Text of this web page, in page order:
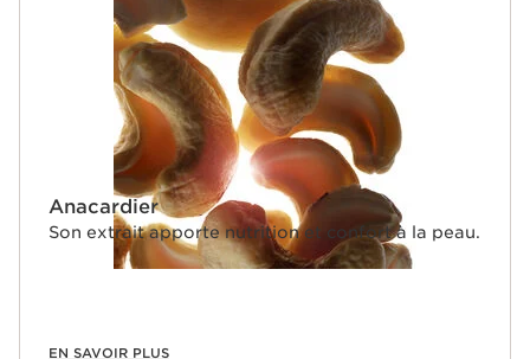
Anacardier
Son extrait apporte nutrition et confort à la peau.
EN SAVOIR PLUS